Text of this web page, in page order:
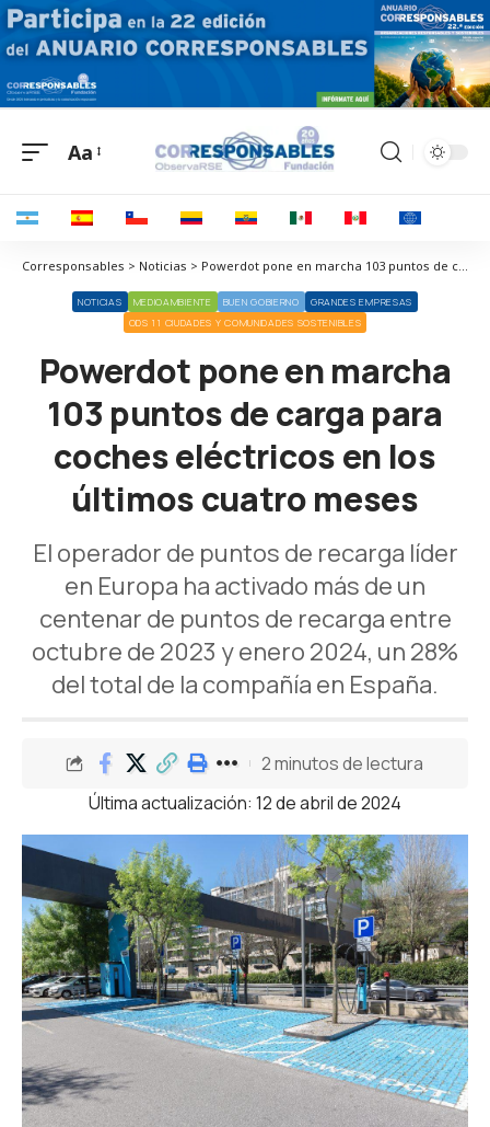
Aa
Corresponsables > Noticias > Powerdot pone en marcha 103 puntos de carga para coches eléctricos en los últimos cuatro meses
NOTICIAS MEDIOAMBIENTE BUEN GOBIERNO
GRANDES EMPRESAS
ODS 11 CIUDADES Y COMUNIDADES SOSTENIBLES
Powerdot pone en marcha
103 puntos de carga para
coches eléctricos en los
últimos cuatro meses
El operador de puntos de recarga líder
en Europa ha activado más de un
centenar de puntos de recarga entre
octubre de 2023 y enero 2024, un 28%
del total de la compañía en España.
Última actualización: 12 de abril de 2024
2 minutos de lectura